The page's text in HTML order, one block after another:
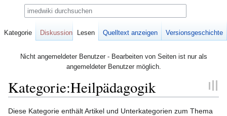
Nicht angemeldeter Benutzer - Bearbeiten von Seiten ist nur als
angemeldeter Benutzer möglich.
Kategorie:Heilpädagogik
Zur
Zur
Diese Kategorie enthält Artikel und Unterkategorien zum Thema
Kategorie Diskussion Lesen Quelltext anzeigen Versionsgeschichte
Suche